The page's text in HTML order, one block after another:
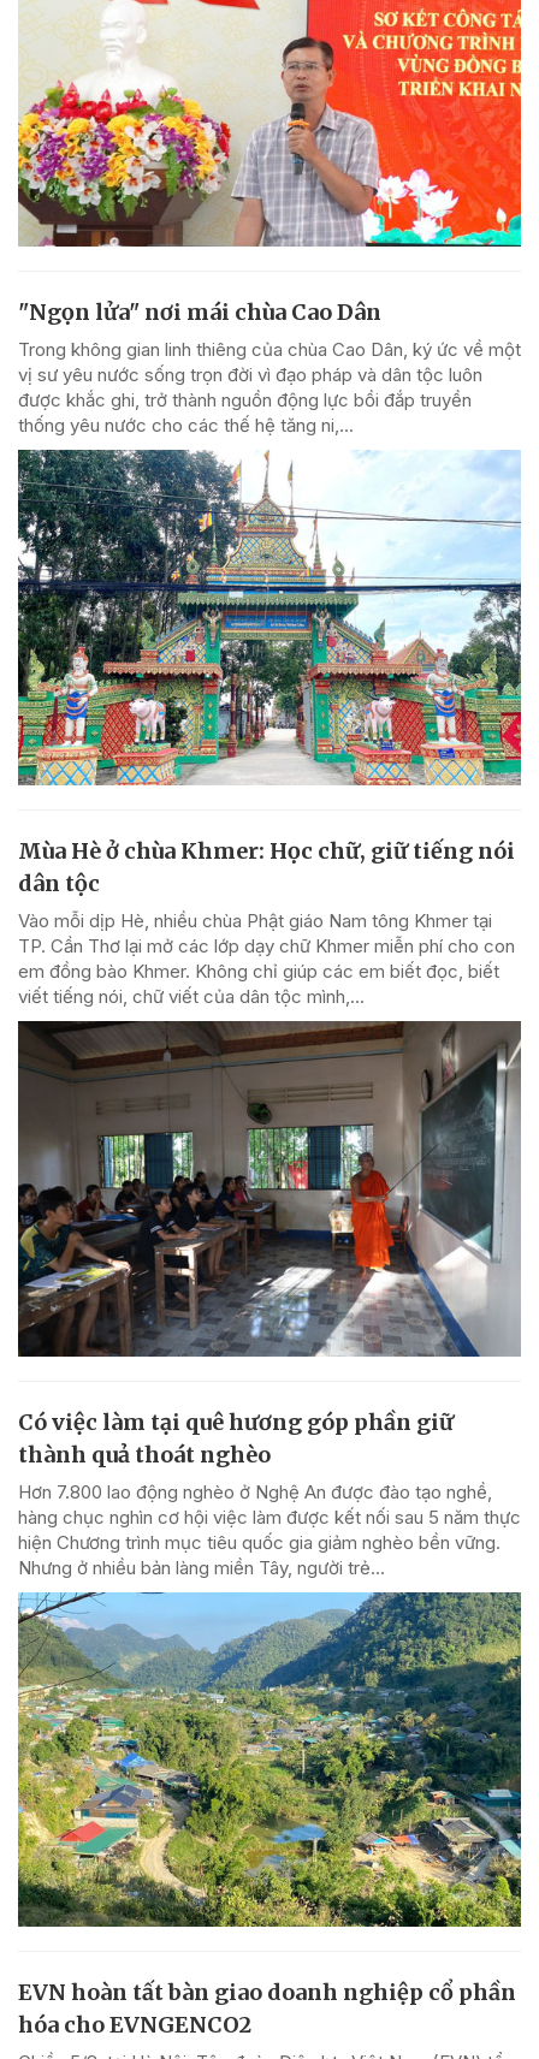
"Ngọn lửa" nơi mái chùa Cao Dân
Trong không gian linh thiêng của chùa Cao Dân, ký ức về một
vị sư yêu nước sống trọn đời vì đạo pháp và dân tộc luôn
được khắc ghi, trở thành nguồn động lực bồi đắp truyền
thống yêu nước cho các thế hệ tăng ni,...
Mùa Hè ở chùa Khmer: Học chữ, giữ tiếng nói
dân tộc
Vào mỗi dịp Hè, nhiều chùa Phật giáo Nam tông Khmer tại
TP. Cần Thơ lại mở các lớp dạy chữ Khmer miễn phí cho con
em đồng bào Khmer. Không chỉ giúp các em biết đọc, biết
viết tiếng nói, chữ viết của dân tộc mình,...
Có việc làm tại quê hương góp phần giữ
thành quả thoát nghèo
Hơn 7.800 lao động nghèo ở Nghệ An được đào tạo nghề,
hàng chục nghìn cơ hội việc làm được kết nối sau 5 năm thực
hiện Chương trình mục tiêu quốc gia giảm nghèo bền vững.
Nhưng ở nhiều bản làng miền Tây, người trẻ...
EVN hoàn tất bàn giao doanh nghiệp cổ phần
hóa cho EVNGENCO2